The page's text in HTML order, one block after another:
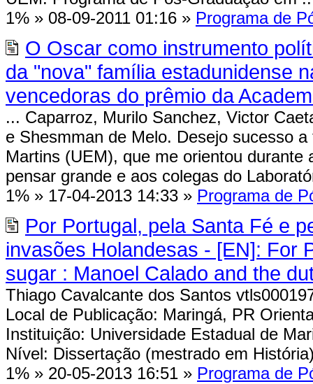
1% » 08-09-2011 01:16 » Programa de
O Oscar como instrumento
da "nova" família estadunidense
vencedoras do prêmio da
... Caparroz, Murilo Sanchez, Victor
e Shesmman de Melo. Desejo sucesso
Martins (UEM), que me orientou
pensar grande e aos colegas do
1% » 17-04-2013 14:33 » Programa de
Por Portugal, pela Santa Fé e
invasões Holandesas - [EN]: For
sugar : Manoel Calado and the
Thiago Cavalcante dos Santos
Local de Publicação: Maringá, PR
Instituição: Universidade Estadual de
Nível: Dissertação (mestrado em
1% » 20-05-2013 16:51 » Programa de